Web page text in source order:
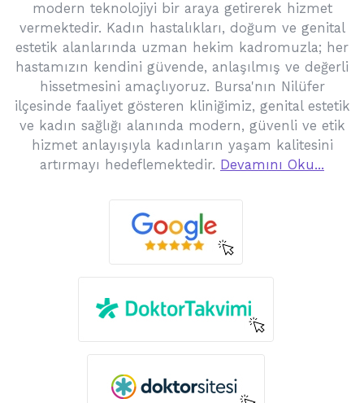
modern teknolojiyi bir araya getirerek hizmet
vermektedir. Kadın hastalıkları, doğum ve genital
estetik alanlarında uzman hekim kadromuzla; her
hastamızın kendini güvende, anlaşılmış ve değerli
hissetmesini amaçlıyoruz. Bursa'nın Nilüfer
ilçesinde faaliyet gösteren kliniğimiz, genital estetik
ve kadın sağlığı alanında modern, güvenli ve etik
hizmet anlayışıyla kadınların yaşam kalitesini
artırmayı hedeflemektedir. Devamını Oku...